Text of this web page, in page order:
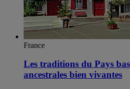
France
Les traditions du Pays
ancestrales bien vivantes